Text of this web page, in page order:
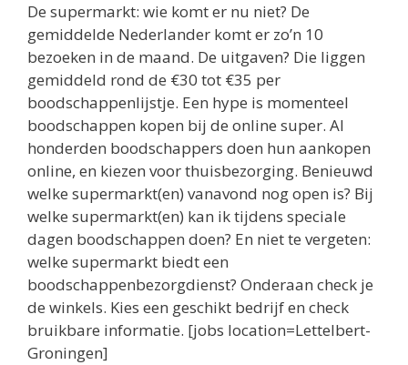
De supermarkt: wie komt er nu niet? De
gemiddelde Nederlander komt er zo’n 10
bezoeken in de maand. De uitgaven? Die liggen
gemiddeld rond de €30 tot €35 per
boodschappenlijstje. Een hype is momenteel
boodschappen kopen bij de online super. Al
honderden boodschappers doen hun aankopen
online, en kiezen voor thuisbezorging. Benieuwd
welke supermarkt(en) vanavond nog open is? Bij
welke supermarkt(en) kan ik tijdens speciale
dagen boodschappen doen? En niet te vergeten:
welke supermarkt biedt een
boodschappenbezorgdienst? Onderaan check je
de winkels. Kies een geschikt bedrijf en check
bruikbare informatie. [jobs location=Lettelbert-
Groningen]